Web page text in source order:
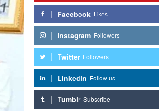
Facebook Likes
Instagram Followers
Twitter Followers
Linkedin Follow us
Tumblr Subscribe